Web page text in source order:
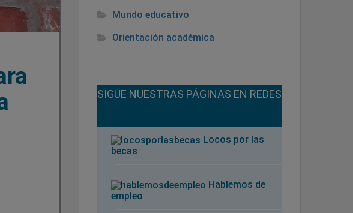
Mundo educativo
Orientación académica
¡SIGUE NUESTRAS PÁGINAS EN REDES!
Locos por las
becas
Hablemos de
empleo